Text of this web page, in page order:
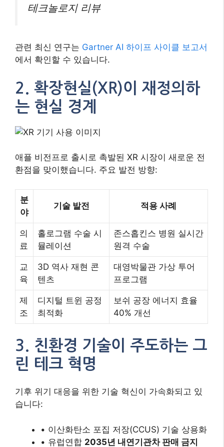
테크놀로지 리뷰
관련 최신 연구는 Gartner AI 하이프 사이클 보고서
에서 확인할 수 있습니다.
2. 확장현실(XR)이 재정의하
는 현실 경계
애플 비전프로 출시로 촉발된 XR 시장이 새로운 전
환점을 맞이했습니다. 주요 발전 방향:
분
야
기술 발전 적용 사례
의
료
홀로그램 수술 시
뮬레이션
존스홉킨스 병원 실시간
원격 수술
교
육
3D 역사 재현 콘
텐츠
대영박물관 가상 투어
프로그램
제
조
디지털 트윈 공정
최적화
보쉬 공장 에너지 효율
40% 개선
3. 친환경 기술이 주도하는 그
린 테크 혁명
기후 위기 대응을 위한 기술 혁신이 가속화되고 있
습니다:
• 이산화탄소 포집 저장(CCUS) 기술 상용화
• 유럽연합 2035년 내연기관차 판매 금지